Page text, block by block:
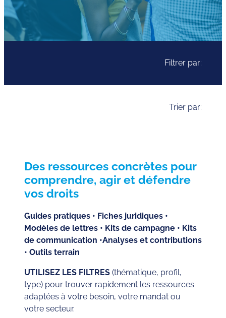
Filtrer par:
Trier par:
Des ressources concrètes pour
comprendre, agir et défendre
vos droits
Guides pratiques • Fiches juridiques •
Modèles de lettres • Kits de campagne • Kits
de communication •Analyses et contributions
• Outils terrain
UTILISEZ LES FILTRES (thématique, profil,
type) pour trouver rapidement les ressources
adaptées à votre besoin, votre mandat ou
votre secteur.